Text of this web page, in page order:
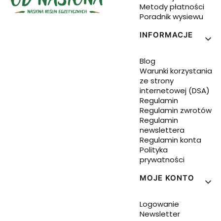
Metody płatności
Poradnik wysiewu
INFORMACJE
Blog
Warunki korzystania
ze strony
internetowej (DSA)
Regulamin
Regulamin zwrotów
Regulamin
newslettera
Regulamin konta
Polityka
prywatności
MOJE KONTO
Logowanie
Newsletter